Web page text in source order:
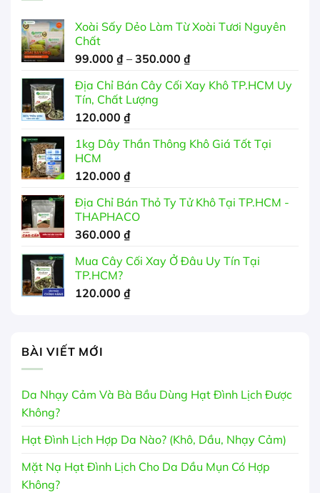
Xoài Sấy Dẻo Làm Từ Xoài Tươi Nguyên
Chất
99.000 ₫ – 350.000 ₫Khoảng
từ
Địa Chỉ Bán Cây Cối Xay Khô TP.HCM Uy
Tín, Chất Lượng
120.000 ₫
1kg Dây Thần Thông Khô Giá Tốt Tại
HCM
120.000 ₫
Địa Chỉ Bán Thỏ Ty Tử Khô Tại TP.HCM -
THAPHACO
360.000 ₫
Mua Cây Cối Xay Ở Đâu Uy Tín Tại
TP.HCM?
120.000 ₫
BÀI VIẾT MỚI
Da Nhạy Cảm Và Bà Bầu Dùng Hạt Đình Lịch Được
Không?
Hạt Đình Lịch Hợp Da Nào? (Khô, Dầu, Nhạy Cảm)
Mặt Nạ Hạt Đình Lịch Cho Da Dầu Mụn Có Hợp
Không?